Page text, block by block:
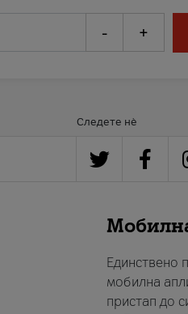
- +
Следете нè
Единствено
мобилна
пристап до